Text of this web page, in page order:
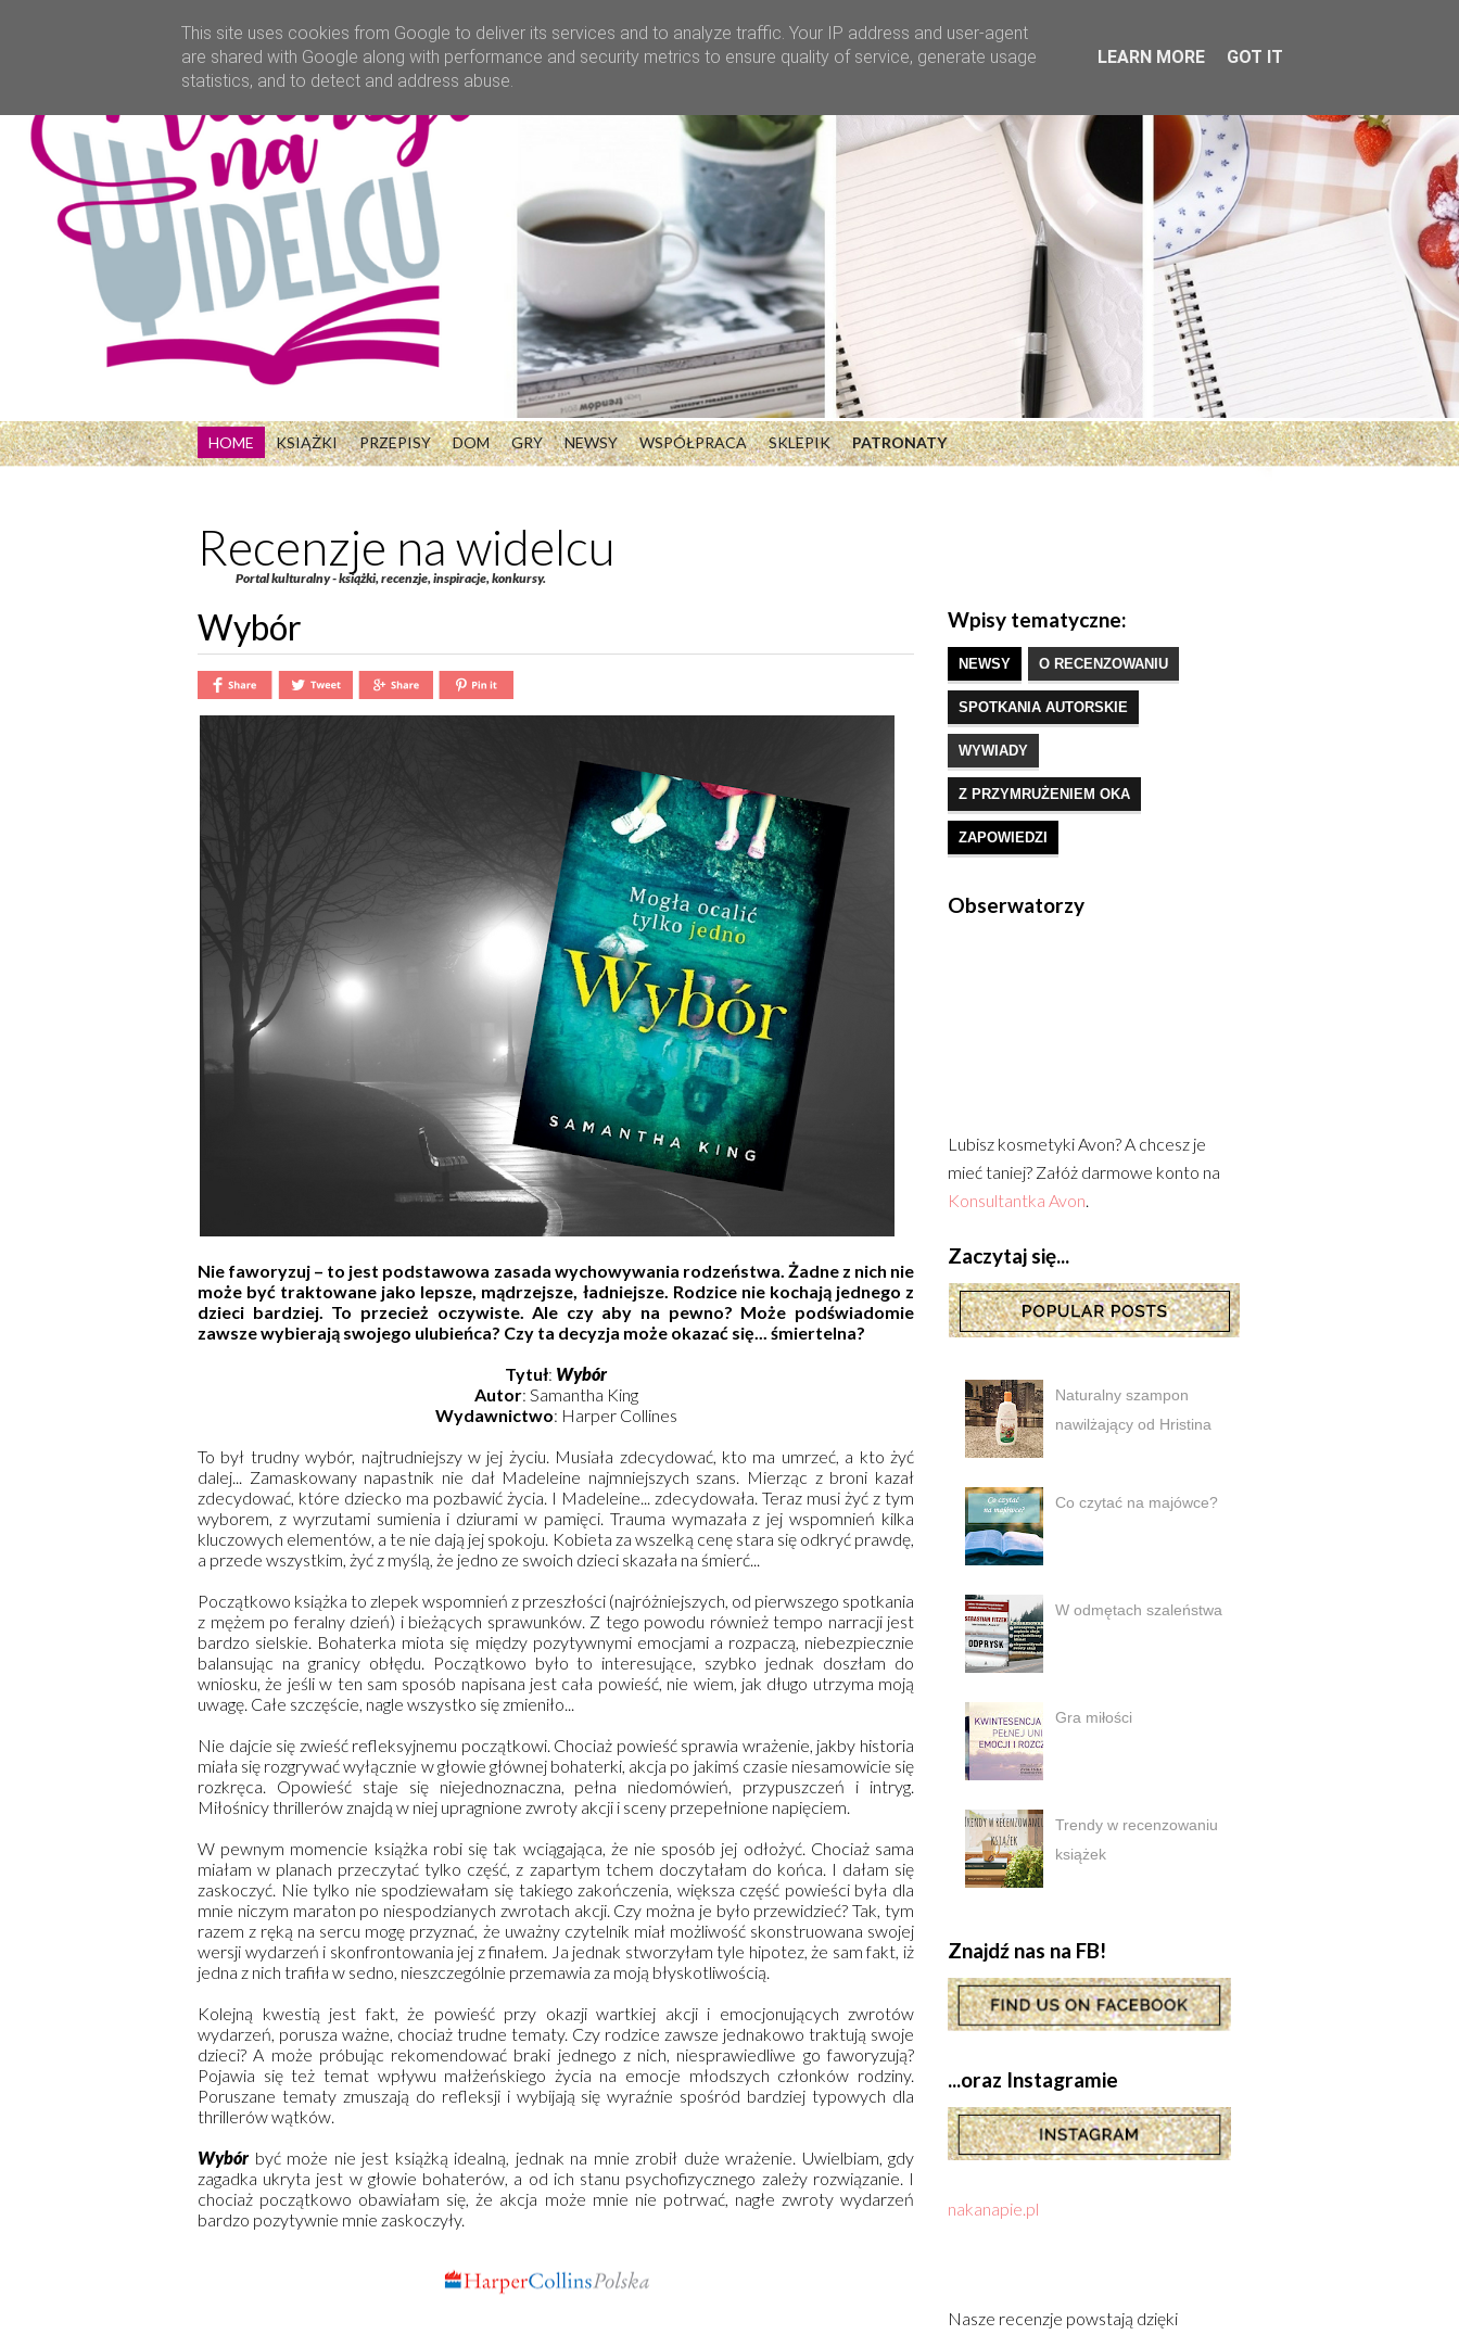
HOME KSIĄŻKI PRZEPISY DOM GRY NEWSY WSPÓŁPRACA SKLEPIK PATRONATY
Recenzje na widelcu
Portal kulturalny - książki, recenzje, inspiracje, konkursy.
Wybór
Nie faworyzuj – to jest podstawowa zasada wychowywania rodzeństwa. Żadne z nich nie
może być traktowane jako lepsze, mądrzejsze, ładniejsze. Rodzice nie kochają jednego z
dzieci bardziej. To przecież oczywiste. Ale czy aby na pewno? Może podświadomie
zawsze wybierają swojego ulubieńca? Czy ta decyzja może okazać się... śmiertelna?
Tytuł: Wybór
Autor: Samantha King
Wydawnictwo: Harper Collines
To był trudny wybór, najtrudniejszy w jej życiu. Musiała zdecydować, kto ma umrzeć, a kto żyć
dalej... Zamaskowany napastnik nie dał Madeleine najmniejszych szans. Mierząc z broni kazał
zdecydować, które dziecko ma pozbawić życia. I Madeleine... zdecydowała. Teraz musi żyć z tym
wyborem, z wyrzutami sumienia i dziurami w pamięci. Trauma wymazała z jej wspomnień kilka
kluczowych elementów, a te nie dają jej spokoju. Kobieta za wszelką cenę stara się odkryć prawdę,
a przede wszystkim, żyć z myślą, że jedno ze swoich dzieci skazała na śmierć...
Początkowo książka to zlepek wspomnień z przeszłości (najróżniejszych, od pierwszego spotkania
z mężem po feralny dzień) i bieżących sprawunków. Z tego powodu również tempo narracji jest
bardzo sielskie. Bohaterka miota się między pozytywnymi emocjami a rozpaczą, niebezpiecznie
balansując na granicy obłędu. Początkowo było to interesujące, szybko jednak doszłam do
wniosku, że jeśli w ten sam sposób napisana jest cała powieść, nie wiem, jak długo utrzyma moją
uwagę. Całe szczęście, nagle wszystko się zmieniło...
Nie dajcie się zwieść refleksyjnemu początkowi. Chociaż powieść sprawia wrażenie, jakby historia
miała się rozgrywać wyłącznie w głowie głównej bohaterki, akcja po jakimś czasie niesamowicie się
rozkręca. Opowieść staje się niejednoznaczna, pełna niedomówień, przypuszczeń i intryg.
Miłośnicy thrillerów znajdą w niej upragnione zwroty akcji i sceny przepełnione napięciem.
W pewnym momencie książka robi się tak wciągająca, że nie sposób jej odłożyć. Chociaż sama
miałam w planach przeczytać tylko część, z zapartym tchem doczytałam do końca. I dałam się
zaskoczyć. Nie tylko nie spodziewałam się takiego zakończenia, większa część powieści była dla
mnie niczym maraton po niespodzianych zwrotach akcji. Czy można je było przewidzieć? Tak, tym
razem z ręką na sercu mogę przyznać, że uważny czytelnik miał możliwość skonstruowana swojej
wersji wydarzeń i skonfrontowania jej z finałem. Ja jednak stworzyłam tyle hipotez, że sam fakt, iż
jedna z nich trafiła w sedno, nieszczególnie przemawia za moją błyskotliwością.
Kolejną kwestią jest fakt, że powieść przy okazji wartkiej akcji i emocjonujących zwrotów
wydarzeń, porusza ważne, chociaż trudne tematy. Czy rodzice zawsze jednakowo traktują swoje
dzieci? A może próbując rekomendować braki jednego z nich, niesprawiedliwe go faworyzują?
Pojawia się też temat wpływu małżeńskiego życia na emocje młodszych członków rodziny.
Poruszane tematy zmuszają do refleksji i wybijają się wyraźnie spośród bardziej typowych dla
thrillerów wątków.
Wybór być może nie jest książką idealną, jednak na mnie zrobił duże wrażenie. Uwielbiam, gdy
zagadka ukryta jest w głowie bohaterów, a od ich stanu psychofizycznego zależy rozwiązanie. I
chociaż początkowo obawiałam się, że akcja może mnie nie potrwać, nagłe zwroty wydarzeń
bardzo pozytywnie mnie zaskoczyły.
Wpisy tematyczne:
NEWSY O RECENZOWANIU
SPOTKANIA AUTORSKIE
WYWIADY
Z PRZYMRUŻENIEM OKA
ZAPOWIEDZI
Obserwatorzy
Lubisz kosmetyki Avon? A chcesz je
mieć taniej? Załóż darmowe konto na
Konsultantka Avon.
Zaczytaj się...
Naturalny szampon
nawilżający od Hristina
Co czytać na majówce?
W odmętach szaleństwa
Gra miłości
Trendy w recenzowaniu
książek
Znajdź nas na FB!
...oraz Instagramie
nakanapie.pl
Nasze recenzje powstają dzięki
This site uses cookies from Google to deliver its services and to analyze traffic. Your IP address and user-agent
are shared with Google along with performance and security metrics to ensure quality of service, generate usage
statistics, and to detect and address abuse.
LEARN MORE GOT IT